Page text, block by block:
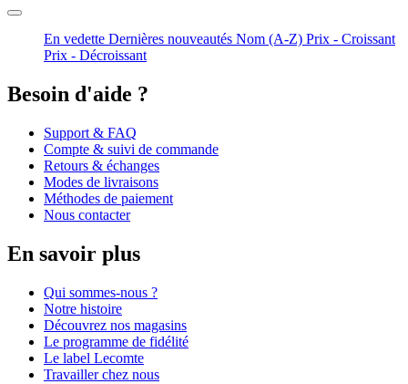
En vedette Dernières nouveautés Nom (A-Z) Prix - Croissant
Prix - Décroissant
Besoin d'aide ?
Support & FAQ
Compte & suivi de commande
Retours & échanges
Modes de livraisons
Méthodes de paiement
Nous contacter
En savoir plus
Qui sommes-nous ?
Notre histoire
Découvrez nos magasins
Le programme de fidélité
Le label Lecomte
Travailler chez nous